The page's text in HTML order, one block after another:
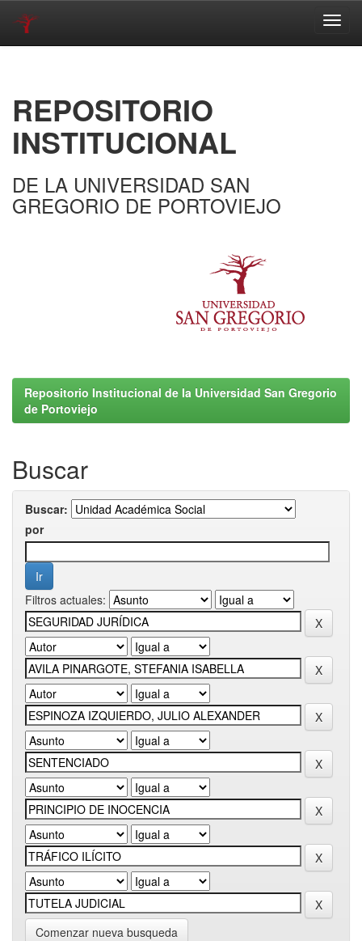
REPOSITORIO
INSTITUCIONAL
DE LA UNIVERSIDAD SAN
GREGORIO DE PORTOVIEJO
Repositorio Institucional de la Universidad San Gregorio
de Portoviejo
Buscar
Buscar:
por
Filtros actuales:
Comenzar nueva busqueda